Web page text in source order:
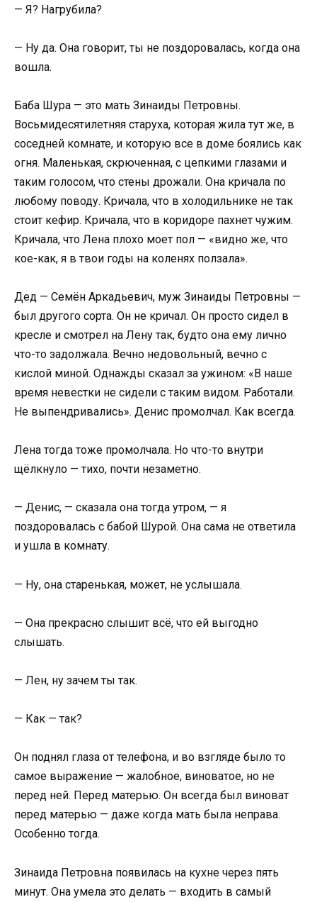
— Я? Нагрубила?
— Ну да. Она говорит, ты не поздоровалась, когда она
вошла.
Баба Шура — это мать Зинаиды Петровны.
Восьмидесятилетняя старуха, которая жила тут же, в
соседней комнате, и которую все в доме боялись как
огня. Маленькая, скрюченная, с цепкими глазами и
таким голосом, что стены дрожали. Она кричала по
любому поводу. Кричала, что в холодильнике не так
стоит кефир. Кричала, что в коридоре пахнет чужим.
Кричала, что Лена плохо моет пол — «видно же, что
кое-как, я в твои годы на коленях ползала».
Дед — Семён Аркадьевич, муж Зинаиды Петровны —
был другого сорта. Он не кричал. Он просто сидел в
кресле и смотрел на Лену так, будто она ему лично
что-то задолжала. Вечно недовольный, вечно с
кислой миной. Однажды сказал за ужином: «В наше
время невестки не сидели с таким видом. Работали.
Не выпендривались». Денис промолчал. Как всегда.
Лена тогда тоже промолчала. Но что-то внутри
щёлкнуло — тихо, почти незаметно.
— Денис, — сказала она тогда утром, — я
поздоровалась с бабой Шурой. Она сама не ответила
и ушла в комнату.
— Ну, она старенькая, может, не услышала.
— Она прекрасно слышит всё, что ей выгодно
слышать.
— Лен, ну зачем ты так.
— Как — так?
Он поднял глаза от телефона, и во взгляде было то
самое выражение — жалобное, виноватое, но не
перед ней. Перед матерью. Он всегда был виноват
перед матерью — даже когда мать была неправа.
Особенно тогда.
Зинаида Петровна появилась на кухне через пять
минут. Она умела это делать — входить в самый